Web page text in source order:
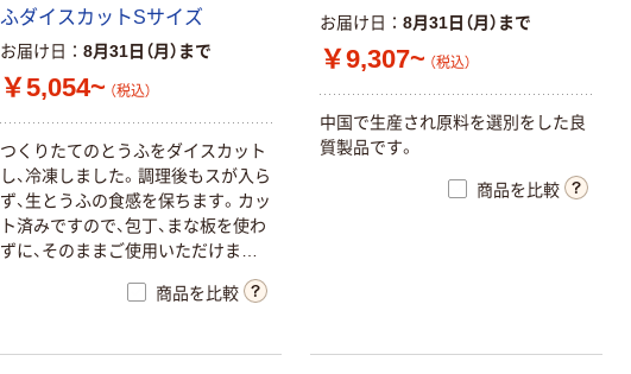
ふダイスカットSサイズ
お届け日 8月31日（月）まで
￥5,054~ （税込）
つくりたてのとうふをダイスカット
し、冷凍しました。調理後もスが入ら
ず、生とうふの食感を保ちます。カッ
ト済みですので、包丁、まな板を使わ
ずに、そのままご使用いただけます。
また、煮詰めても固くなりにくいで
す。サイズ：約15×15×15mm
商品を比較
お届け日 8月31日（月）まで
￥9,307~ （税込）
中国で生産され原料を選別をした良
質製品です。
商品を比較